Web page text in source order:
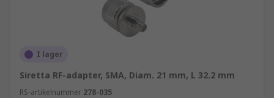
I lager
Siretta RF-adapter, SMA, Diam. 21 mm, L 32.2 mm
RS-artikelnummer 278-035